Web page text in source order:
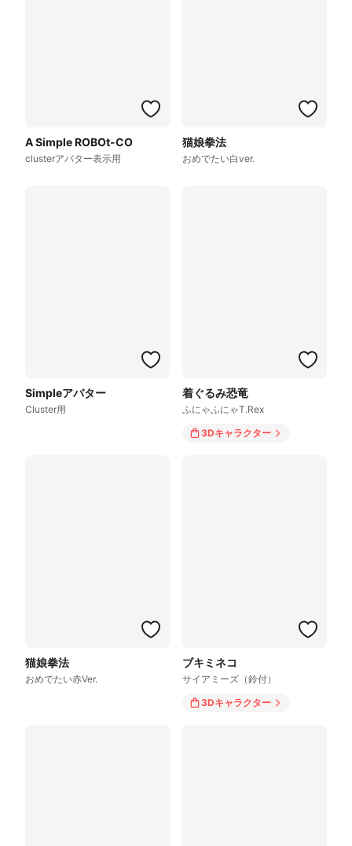
A Simple ROBOt-CO
clusterアバター表示用
猫娘拳法
おめでたい白ver.
Simpleアバター
Cluster用
着ぐるみ恐竜
ふにゃふにゃT.Rex
3Dキャラクター
猫娘拳法
おめでたい赤Ver.
ブキミネコ
サイアミーズ（鈴付）
3Dキャラクター